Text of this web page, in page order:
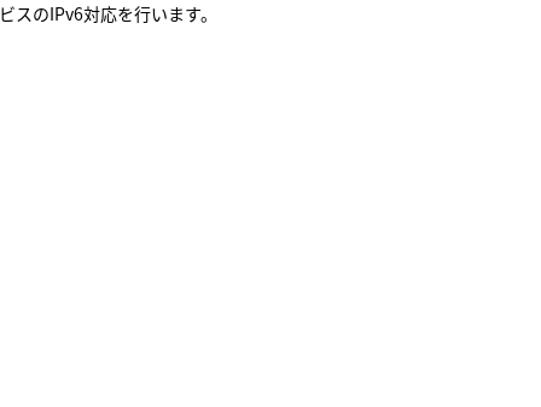
のIPv6対応を行います。